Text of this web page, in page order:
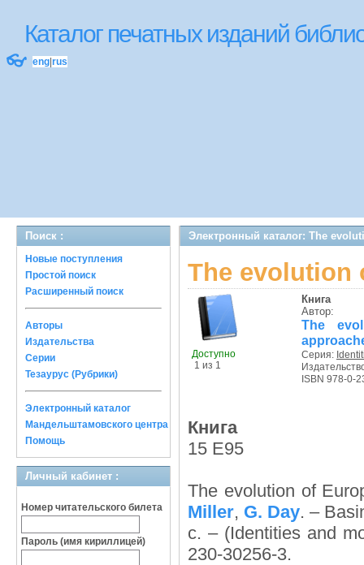
Каталог печатных изданий
👓 eng rus
Поиск :
Новые поступления
Простой поиск
Расширенный поиск
Авторы
Издательства
Серии
Тезаурус (Рубрики)
Электронный каталог
Мандельштамовского центра
Помощь
Личный кабинет :
Номер читательского билета
Пароль (имя кириллицей)
Электронный каталог: The
The evolution
Доступно
1 из 1
Книга
Автор:
The
Серия:
ISBN 978-0-
Книга
15 E95
The evolution of
Miller, G. Day. –
с. – (Identities and
230-30256-3.